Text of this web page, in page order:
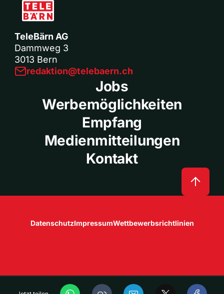
TeleBärn AG
Dammweg 3
3013 Bern
redaktion@telebaern.ch
Jobs
Werbemöglichkeiten
Empfang
Medienmitteilungen
Kontakt
DatenschutzImpressumWettbewerbsrichtlinien